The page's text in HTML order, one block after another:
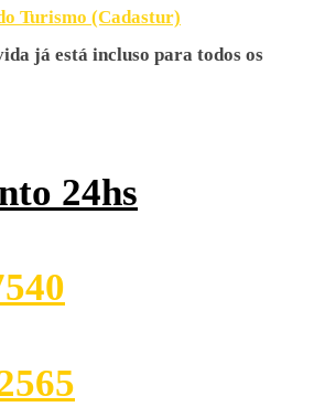
Turismo (Cadastur)
já está incluso para todos os
24hs